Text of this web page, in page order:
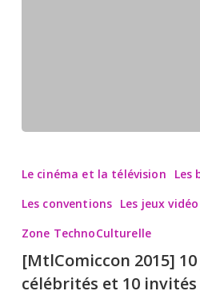
2015]
10
10
Le cinéma et la télévision
Les
Les conventions Les jeux vidéo
Zone TechnoCulturelle
[MtlComiccon 2015]
célébrités et 10 invités